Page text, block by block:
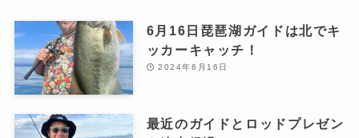
6月16日琵琶湖ガイドは北でキ
ッカーキャッチ！
2024年6月16日
最近のガイドとロッドプレゼン